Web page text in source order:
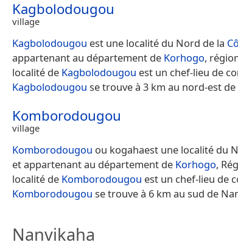
Kagbolodougou
village
Kagbolodougou est une localité du Nord de la
appartenant au département de Korhogo,
localité de Kagbolodougou est un chef-lieu de
Kagbolodougou se trouve à 3 km au nord-est
Komborodougou
village
Komborodougou ou kogahaest une localité du
et appartenant au département de Korhogo,
localité de Komborodougou est un chef-lieu de
Komborodougou se trouve à 6 km au sud de
Nanvikaha